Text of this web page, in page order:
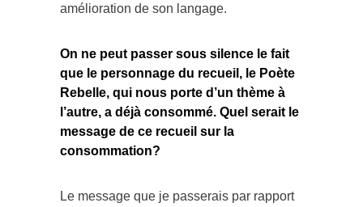
amélioration de son langage.
On ne peut passer sous silence le fait
que le personnage du recueil, le Poète
Rebelle, qui nous porte d’un thème à
l’autre, a déjà consommé. Quel serait le
message de ce recueil sur la
consommation?
Le message que je passerais par rapport